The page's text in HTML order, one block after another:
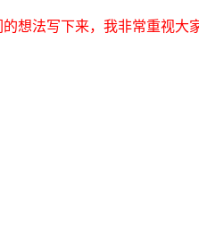
想法写下来，我非常重视大